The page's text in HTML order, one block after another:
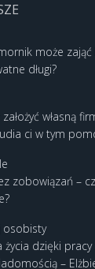
może
długi?
własną
ci w tym
zobowiązań –
osobisty
życia dzięki pracy
–